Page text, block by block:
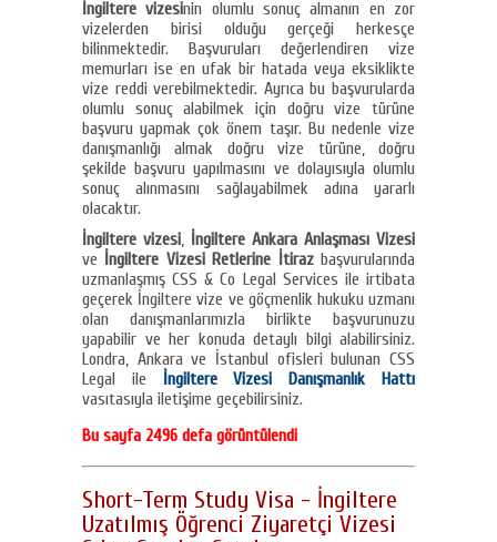
İngiltere vizesinin olumlu sonuç almanın en zor
vizelerden birisi olduğu gerçeği herkesçe
bilinmektedir. Başvuruları değerlendiren vize
memurları ise en ufak bir hatada veya eksiklikte
vize reddi verebilmektedir. Ayrıca bu başvurularda
olumlu sonuç alabilmek için doğru vize türüne
başvuru yapmak çok önem taşır. Bu nedenle vize
danışmanlığı almak doğru vize türüne, doğru
şekilde başvuru yapılmasını ve dolayısıyla olumlu
sonuç alınmasını sağlayabilmek adına yararlı
olacaktır.
İngiltere vizesi, İngiltere Ankara Anlaşması Vizesi
ve İngiltere Vizesi Retlerine İtirazbaşvurularında
uzmanlaşmış CSS & Co Legal Services ile irtibata
geçerek İngiltere vize ve göçmenlik hukuku uzmanı
olan danışmanlarımızla birlikte başvurunuzu
yapabilir ve her konuda detaylı bilgi alabilirsiniz.
Londra, Ankara ve İstanbul ofisleri bulunan CSS
Legal ile İngiltere Vizesi Danışmanlık Hattı
vasıtasıyla iletişime geçebilirsiniz.
Bu sayfa 2496 defa görüntülendi
Short-Term Study Visa - İngiltere
Uzatılmış Öğrenci Ziyaretçi Vizesi